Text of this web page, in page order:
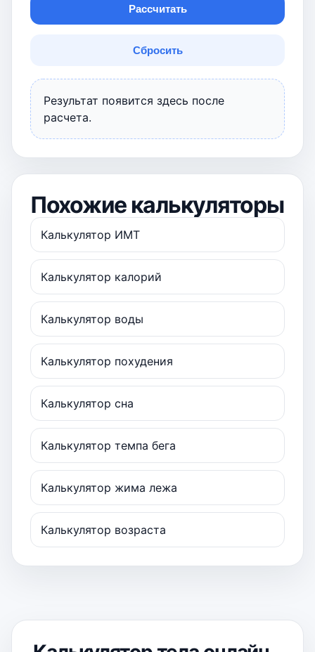
Рассчитать
Сбросить
Результат появится здесь после
расчета.
Похожие калькуляторы
Калькулятор ИМТ
Калькулятор калорий
Калькулятор воды
Калькулятор похудения
Калькулятор сна
Калькулятор темпа бега
Калькулятор жима лежа
Калькулятор возраста